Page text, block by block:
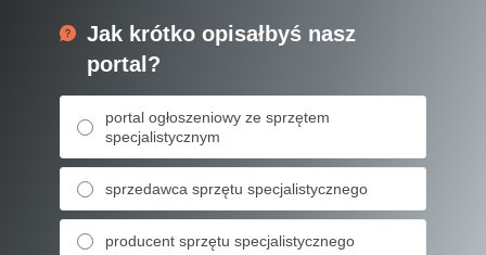
Jak krótko opisałbyś nasz
portal?
portal ogłoszeniowy ze sprzętem
specjalistycznym
sprzedawca sprzętu specjalistycznego
producent sprzętu specjalistycznego